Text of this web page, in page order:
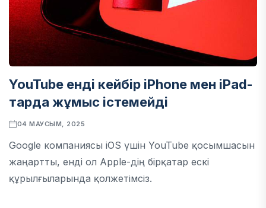
YouTube енді кейбір iPhone мен iPad-
тарда жұмыс істемейді
04 МАУСЫМ, 2025
Google компаниясы iOS үшін YouTube қосымшасын
жаңартты, енді ол Apple-дің бірқатар ескі
құрылғыларында қолжетімсіз.